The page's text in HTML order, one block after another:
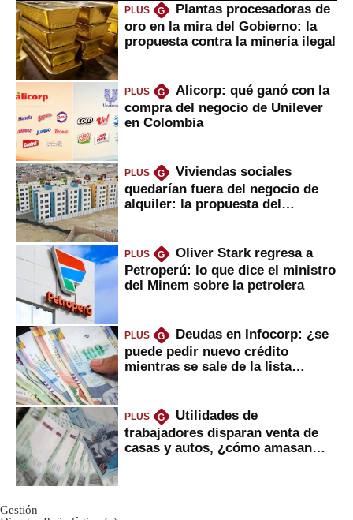
PLUS G
Plantas procesadoras de
oro en la mira del Gobierno: la
propuesta contra la minería ilegal
PLUS G
Alicorp: qué ganó con la
compra del negocio de Unilever
en Colombia
PLUS G
Viviendas sociales
quedarían fuera del negocio de
alquiler: la propuesta del
PLUS G
Oliver Stark regresa a
Petroperú: lo que dice el ministro
del Minem sobre la petrolera
PLUS G
Deudas en Infocorp: ¿se
puede pedir nuevo crédito
mientras se sale de la lista
PLUS G
Utilidades de
trabajadores disparan venta de
casas y autos, ¿cómo amasan
Gestión